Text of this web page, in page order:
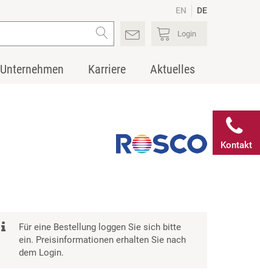
EN DE
Login
Unternehmen Karriere Aktuelles
Kontakt
Für eine Bestellung loggen Sie sich bitte
ein. Preisinformationen erhalten Sie nach
dem Login.